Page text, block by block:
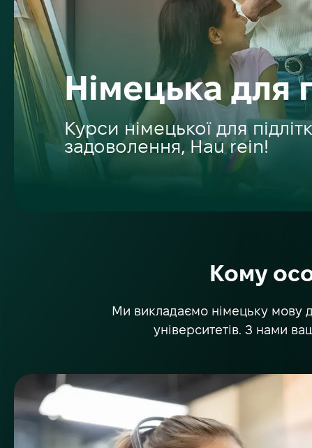
Німецька для
Курси німецької для
задоволення, Hau rein!
Кому
Ми викладаємо німецьку мову
університетів. З нами